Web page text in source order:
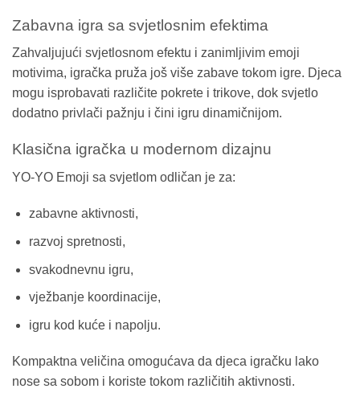
Zabavna igra sa svjetlosnim efektima
Zahvaljujući svjetlosnom efektu i zanimljivim emoji
motivima, igračka pruža još više zabave tokom igre. Djeca
mogu isprobavati različite pokrete i trikove, dok svjetlo
dodatno privlači pažnju i čini igru dinamičnijom.
Klasična igračka u modernom dizajnu
YO-YO Emoji sa svjetlom odličan je za:
zabavne aktivnosti,
razvoj spretnosti,
svakodnevnu igru,
vježbanje koordinacije,
igru kod kuće i napolju.
Kompaktna veličina omogućava da djeca igračku lako
nose sa sobom i koriste tokom različitih aktivnosti.